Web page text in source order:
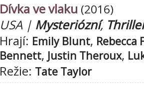
Dívka ve vlaku (2016)
USA | Mysteriózní,
Hrají: Emily Blunt, Rebecca
Bennett, Justin Theroux,
Režie: Tate Taylor